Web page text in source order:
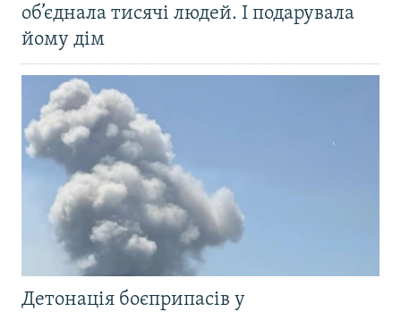
об’єднала тисячі людей. І подарувала
йому дім
Детонація боєприпасів у